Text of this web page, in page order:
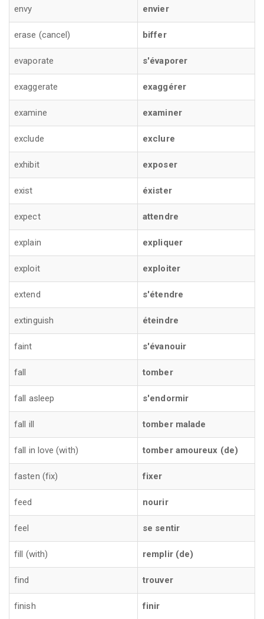
envy envier
erase (cancel) biffer
evaporate s'évaporer
exaggerate exaggérer
examine examiner
exclude exclure
exhibit exposer
exist éxister
expect attendre
explain expliquer
exploit exploiter
extend s'étendre
extinguish éteindre
faint s'évanouir
fall tomber
fall asleep s'endormir
fall ill tomber malade
fall in love (with) tomber amoureux (de)
fasten (fix) fixer
feed nourir
feel se sentir
fill (with) remplir (de)
find trouver
finish finir